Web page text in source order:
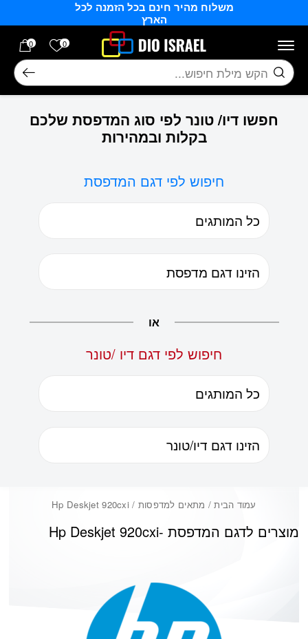
משלוח מהיר חינם בכל הזמנה לכל
הארץ
0 הרשימה
0
חיפוש
חפשו דיו/ טונר לפי סוג המדפסת שלכם
בקלות ובמהירות
חיפוש לפי דגם המדפסת
או
חיפוש לפי דגם דיו /טונר
עמוד הבית/ מתאים למדפסות / Hp Deskjet 920cxi
Hp Deskjet 920cxiמוצרים לדגם המדפסת -